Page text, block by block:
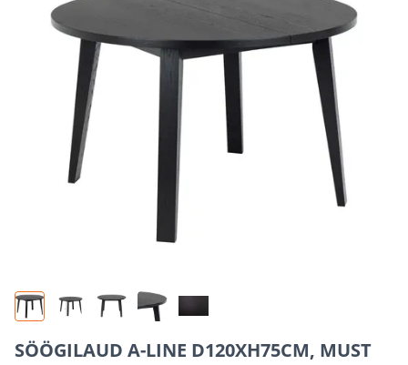
SÖÖGILAUD A-LINE D120XH75CM, MUST